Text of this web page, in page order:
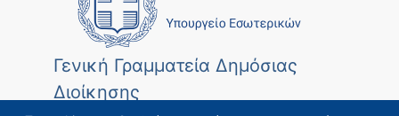
Γενική Γραμματεία Δημόσιας
Διοίκησης